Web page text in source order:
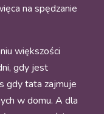
na spędzanie
większości
gdy jest
gdy tata zajmuje
w domu. A dla